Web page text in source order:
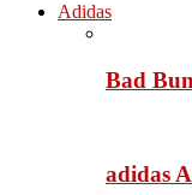
Adidas
Bad
adidas